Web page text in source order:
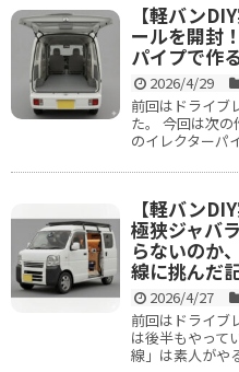
【軽バン
ールを開封
パイプで作
2026/4/29
前回はドライブ
た。 今回は次
のイレクターパ
【軽バン
極狭ジャバ
らないのか
線に挑んだ
2026/4/27
前回はドライブ
は後半もやって
線」は素人がや